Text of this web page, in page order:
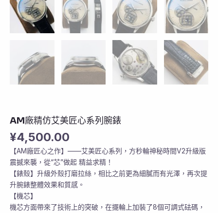
AM廠精仿艾美匠心系列腕錶
¥4,500.00
【AM廠匠心之作】——艾美匠心系列，方秒輪神秘時間V2升級版
震撼來襲，從“芯”做起 精益求精！
【錶殼】升級外殼打磨拉絲，相比之前更為細膩而有光澤，再次提
升腕錶整體效果和質感。
【機芯】
機芯方面帶來了技術上的突破，在擺輪上加裝了8個可調式砝碼，